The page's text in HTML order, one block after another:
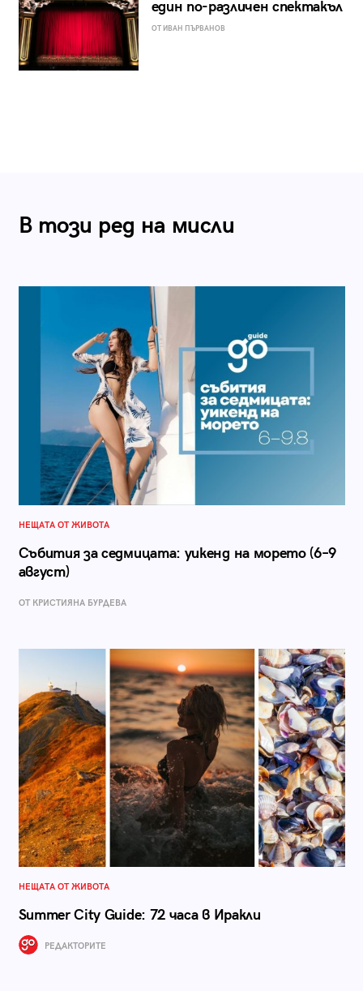
един по-различен спектакъл
ОТ ИВАН ПЪРВАНОВ
В този ред на мисли
НЕЩАТА ОТ ЖИВОТА
Събития за седмицата: уикенд на морето (6–9
август)
ОТ КРИСТИЯНА БУРДЕВА
НЕЩАТА ОТ ЖИВОТА
Summer City Guide: 72 часа в Иракли
РЕДАКТОРИТЕ